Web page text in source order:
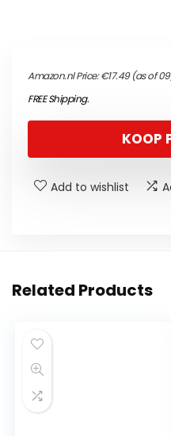
Amazon.nl Price:€17.49(as of
FREE Shipping.
KOOP
Add to wishlist
Related Products